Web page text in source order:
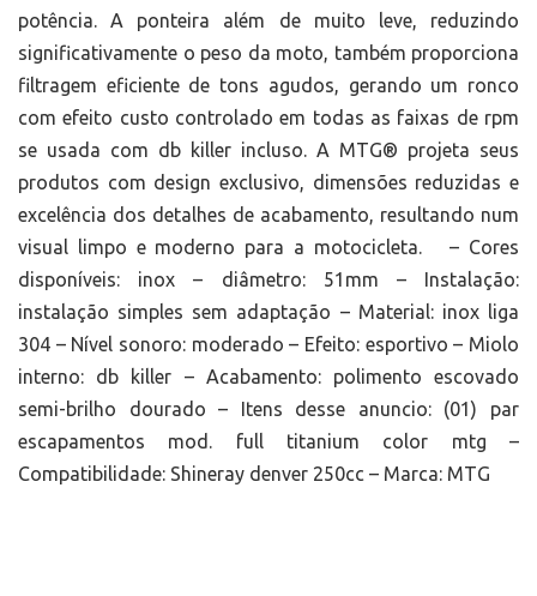
potência. A ponteira além de muito leve, reduzindo
significativamente o peso da moto, também proporciona
filtragem eficiente de tons agudos, gerando um ronco
com efeito custo controlado em todas as faixas de rpm
se usada com db killer incluso. A MTG® projeta seus
produtos com design exclusivo, dimensões reduzidas e
excelência dos detalhes de acabamento, resultando num
visual limpo e moderno para a motocicleta. – Cores
disponíveis: inox – diâmetro: 51mm – Instalação:
instalação simples sem adaptação – Material: inox liga
304 – Nível sonoro: moderado – Efeito: esportivo – Miolo
interno: db killer – Acabamento: polimento escovado
semi-brilho dourado – Itens desse anuncio: (01) par
escapamentos mod. full titanium color mtg –
Compatibilidade: Shineray denver 250cc – Marca: MTG